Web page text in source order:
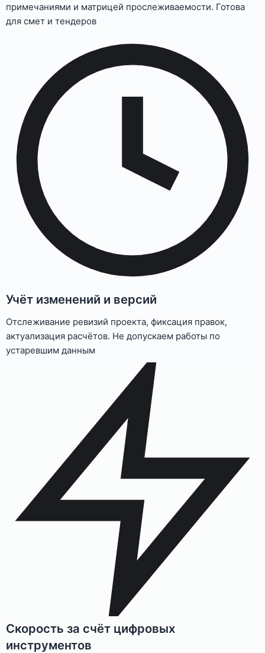
примечаниями и матрицей прослеживаемости. Готова
для смет и тендеров
Учёт изменений и версий
Отслеживание ревизий проекта, фиксация правок,
актуализация расчётов. Не допускаем работы по
устаревшим данным
Скорость за счёт цифровых
инструментов